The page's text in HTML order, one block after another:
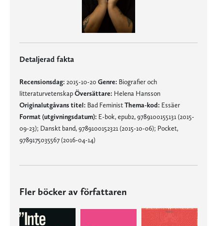
Detaljerad fakta
Recensionsdag: 2015-10-20 Genre: Biografier och
litteraturvetenskapÖversättare: Helena Hansson
Originalutgåvans titel: Bad FeministThema-kod: Essäer
Format (utgivningsdatum): E-bok, epub2, 9789100155131 (2015-
09-23); Danskt band, 9789100152321 (2015-10-06); Pocket,
9789175035567 (2016-04-14)
Fler böcker av författaren